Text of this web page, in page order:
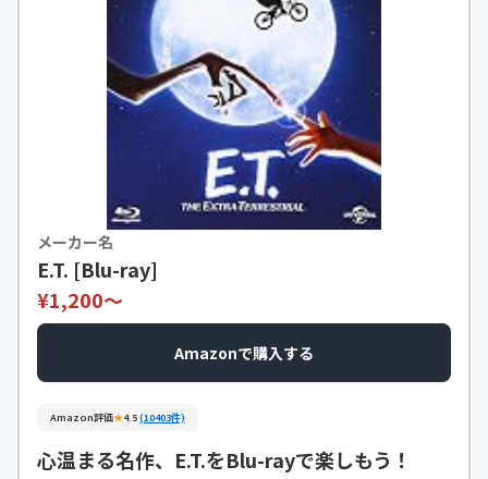
メーカー名
E.T. [Blu-ray]
¥1,200〜
Amazonで購入する
Amazon評価★4.5(10403件)
心温まる名作、E.T.をBlu-rayで楽しもう！